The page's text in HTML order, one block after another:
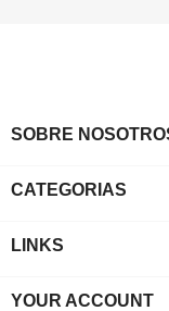
SOBRE
CATEGORIAS
LINKS
YOUR ACCOUNT